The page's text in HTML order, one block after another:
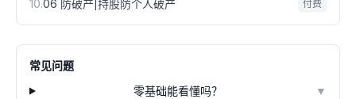
10.06 防破产|持股防个人破产 付费
常见问题
零基础能看懂吗？
▼